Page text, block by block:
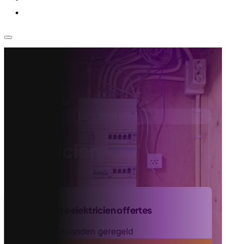
Vind de beste elektricien offertes
Binnen 20 seconden geregeld